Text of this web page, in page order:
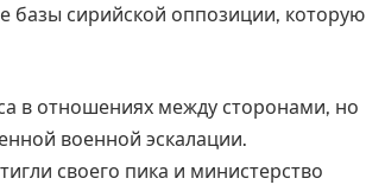
базы сирийской оппозиции, которую
в отношениях между сторонами, но
военной эскалации.
своего пика и министерство